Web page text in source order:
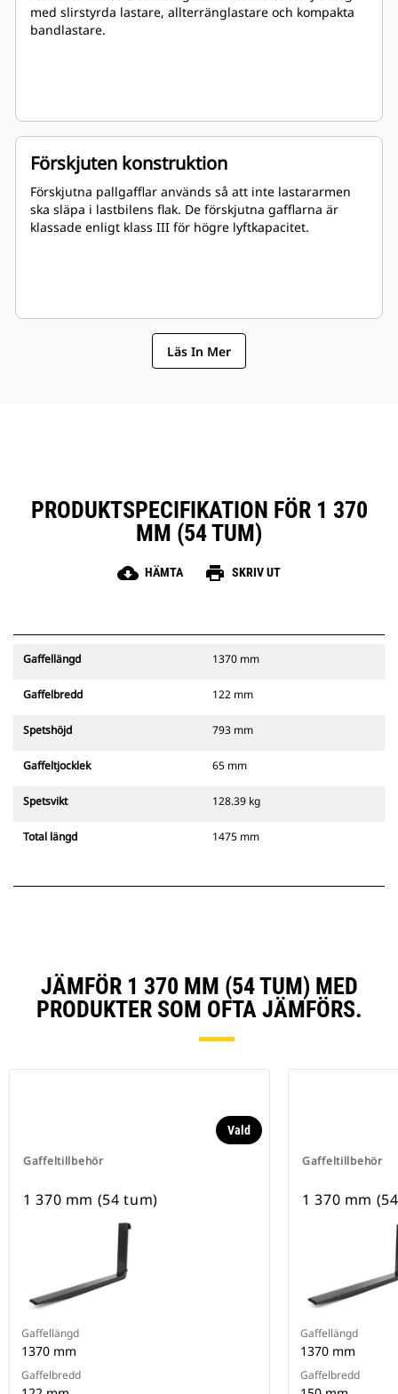
med slirstyrda lastare, allterränglastare och kompakta
bandlastare.
Förskjuten konstruktion
Förskjutna pallgafflar används så att inte lastararmen
ska släpa i lastbilens flak. De förskjutna gafflarna är
klassade enligt klass III för högre lyftkapacitet.
Läs In Mer
PRODUKTSPECIFIKATION FÖR 1 370
MM (54 TUM)
cloud_download HÄMTA print SKRIV UT
Gaffellängd 1370 mm
Gaffelbredd 122 mm
Spetshöjd 793 mm
Gaffeltjocklek 65 mm
Spetsvikt 128.39 kg
Total längd 1475 mm
JÄMFÖR 1 370 MM (54 TUM) MED
PRODUKTER SOM OFTA JÄMFÖRS.
Gaffeltillbehör
Vald
1 370 mm (54 tum)
Gaffellängd
1370 mm
Gaffelbredd
Gaffeltillbehör
1 370 mm
Gaffellängd
1370 mm
Gaffelbredd